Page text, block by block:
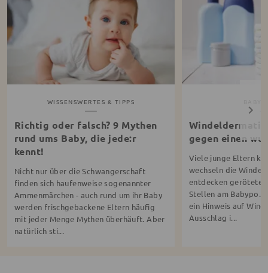
WISSENSWERTES & TIPPS
Richtig oder falsch? 9 Mythen
rund ums Baby, die jede:r
kennt!
Nicht nur über die Schwangerschaft
finden sich haufenweise sogenannter
Ammenmärchen - auch rund um ihr Baby
werden frischgebackene Eltern häufig
mit jeder Menge Mythen überhäuft. Aber
natürlich sti...
gegen einen
Viele junge Eltern
wechseln die Windel
entdecken gerötete
Stellen am Babypo.
ein Hinweis auf
Ausschlag i...